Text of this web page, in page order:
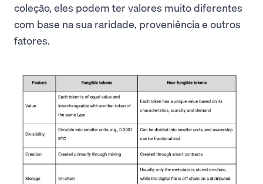
coleção, eles podem ter valores muito diferentes
com base na sua raridade, proveniência e outros
fatores.